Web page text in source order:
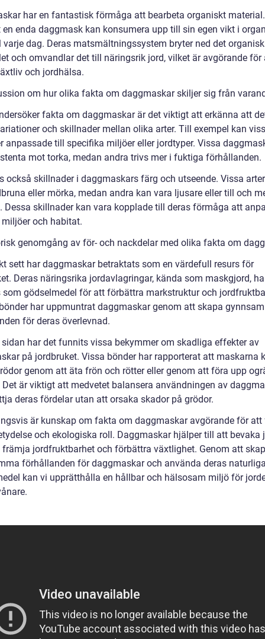
har en fantastisk förmåga att bearbeta organiskt
en enda daggmask kan konsumera upp till sin egen vikt i
varje dag. Deras matsmältningssystem bryter ned det
och omvandlar det till näringsrik jord, vilket är avgörande för
och jordhälsa.
om hur olika fakta om daggmaskar skiljer sig från
fakta om daggmaskar är det viktigt att erkänna att
och skillnader mellan olika arter. Till exempel kan
anpassade till specifika miljöer eller jordtyper. Vissa
mot torka, medan andra trivs mer i fuktiga förhållanden.
också skillnader i daggmaskars färg och utseende. Vissa
eller mörka, medan andra kan vara ljusare eller till och
Dessa skillnader kan vara kopplade till deras förmåga att
och habitat.
genomgång av för- och nackdelar med olika fakta om
sett har daggmaskar betraktats som en värdefull resurs för
Deras näringsrika jordavlagringar, kända som maskgjord,
som gödselmedel för att förbättra markstruktur och
har uppmuntrat daggmaskar genom att skapa
för deras överlevnad.
sidan har det funnits vissa bekymmer om skadliga effekter av
på jordbruket. Vissa bönder har rapporterat att maskarna
genom att äta frön och rötter eller genom att föra upp
är viktigt att medvetet balansera användningen av
deras fördelar utan att orsaka skador på grödor.
är kunskap om fakta om daggmaskar avgörande för att
och ekologiska roll. Daggmaskar hjälper till att bevaka
främja jordfruktbarhet och förbättra växtlighet. Genom att
förhållanden för daggmaskar och använda deras
kan vi upprätthålla en hållbar och hälsosam miljö för